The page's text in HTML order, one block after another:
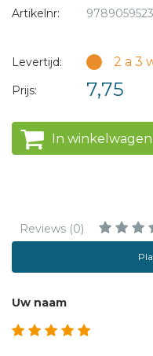
Artikelnr:
Levertijd: 2 a 3
Prijs: 7,75
In winkelwagen
Reviews (0)
Uw naam